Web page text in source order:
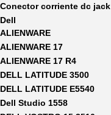
Conector corriente dc jack
Dell
ALIENWARE
ALIENWARE 17
ALIENWARE 17 R4
DELL LATITUDE 3500
DELL LATITUDE E5540
Dell Studio 1558